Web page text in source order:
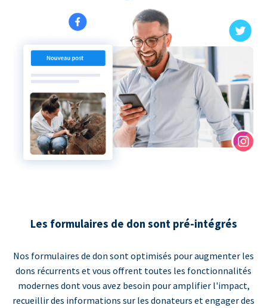
Les formulaires de don sont pré-intégrés
Nos formulaires de don sont optimisés pour augmenter les
dons récurrents et vous offrent toutes les fonctionnalités
modernes dont vous avez besoin pour amplifier l'impact,
recueillir des informations sur les donateurs et engager des